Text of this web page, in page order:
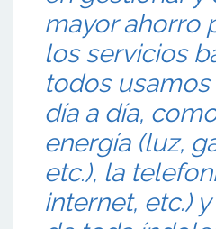
mayor ahorro
los servicios
todos
día a día,
energía (luz,
etc.), la
internet, etc.)